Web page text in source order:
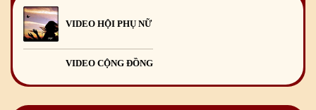
VIDEO HỘI PHỤ NỮ
VIDEO CỘNG ĐỒNG